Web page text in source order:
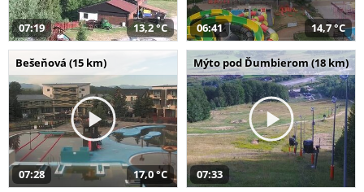
07:19 13,2 °C 06:41 14,7 °C
Bešeňová (15 km)
07:28 17,0 °C
Mýto pod Ďumbierom (18 km)
07:33